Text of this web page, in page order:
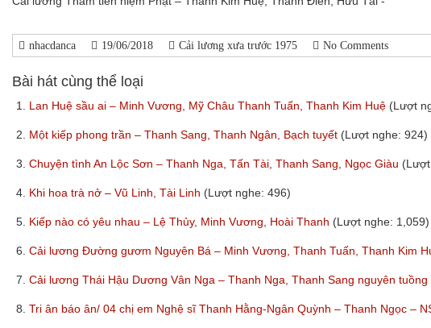
nhacdanca 19/06/2018 Cải lương xưa trước 1975 No Comments
Bài hát cùng thể loại
1. Lan Huệ sầu ai – Minh Vương, Mỹ Châu Thanh Tuấn, Thanh Kim Huệ (Lượt
2. Một kiếp phong trần – Thanh Sang, Thanh Ngân, Bạch tuyết (Lượt nghe: 924)
3. Chuyện tình An Lộc Sơn – Thanh Nga, Tấn Tài, Thanh Sang, Ngọc Giàu
4. Khi hoa trà nở – Vũ Linh, Tài Linh (Lượt nghe: 496)
5. Kiếp nào có yêu nhau – Lệ Thủy, Minh Vương, Hoài Thanh (Lượt nghe: 1,059)
6. Cải lương Đường gươm Nguyên Bá – Minh Vương, Thanh Tuấn, Thanh Kim
7. Cải lương Thái Hậu Dương Vân Nga – Thanh Nga, Thanh Sang nguyên tuồng
8. Tri ân báo ân/ 04 chị em Nghệ sĩ Thanh Hằng-Ngân Quỳnh – Thanh Ngọc –